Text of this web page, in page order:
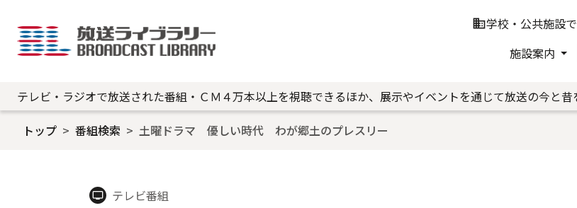
business学校・公共施設
施設案内
テレビ・ラジオで放送された番組・ＣＭ４万本以上を視聴できるほか、展示やイベントを通じて放送の今と昔
トップ 番組検索 土曜ドラマ 優しい時代 わが郷土のプレスリー
tv テレビ番組